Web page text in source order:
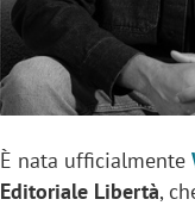
È nata ufficialmente
Editoriale Libertà,